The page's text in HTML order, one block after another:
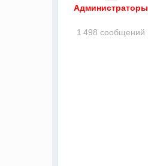
Администраторы
1 498 сообщений